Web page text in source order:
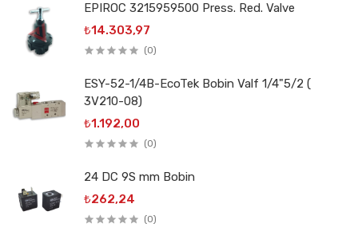
EPIROC 3215959500 Press. Red. Valve
₺14.303,97
(0)
ESY-52-1/4B-EcoTek Bobin Valf 1/4"5/2 (
3V210-08)
₺1.192,00
(0)
24 DC 9S mm Bobin
₺262,24
(0)